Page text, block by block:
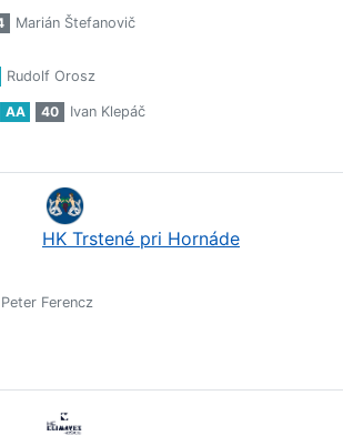
Marián Štefanovič
Rudolf Orosz
AA 40 Ivan Klepáč
HK Trstené pri Hornáde
Peter Ferencz